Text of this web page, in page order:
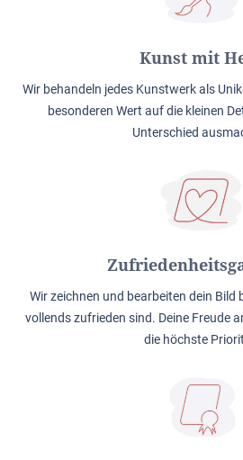
Kunst mit
Wir behandeln jedes Kunstwerk als
besonderen Wert auf die kleinen
Unterschied
Wir zeichnen und bearbeiten dein Bild
vollends zufrieden sind. Deine Freude
die höchste